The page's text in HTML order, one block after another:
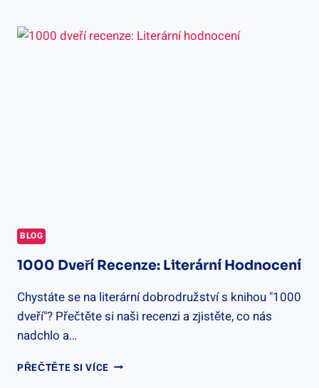
CENY
A
BLOG
1000 Dveří Recenze: Literární Hodnocení
Chystáte se na literární dobrodružství s knihou "1000
dveří"? Přečtěte si naši recenzi a zjistěte, co nás
nadchlo a…
PŘEČTĚTE SI VÍCE1000